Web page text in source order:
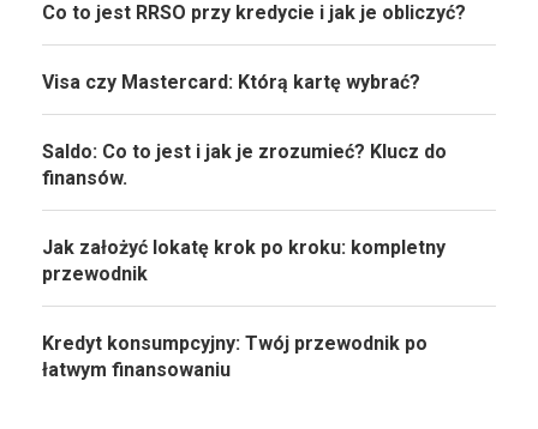
Co to jest RRSO przy kredycie i jak je obliczyć?
Visa czy Mastercard: Którą kartę wybrać?
Saldo: Co to jest i jak je zrozumieć? Klucz do
finansów.
Jak założyć lokatę krok po kroku: kompletny
przewodnik
Kredyt konsumpcyjny: Twój przewodnik po
łatwym finansowaniu